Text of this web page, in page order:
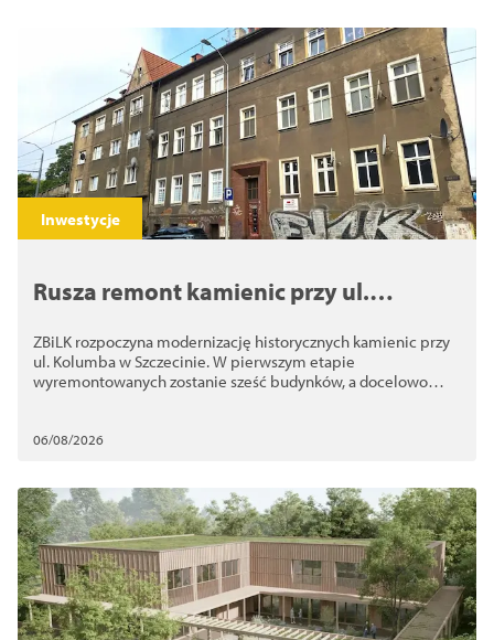
Inwestycje
Rusza remont kamienic przy ul.
budynków
ZBiLK rozpoczyna modernizację historycznych kamienic przy
ul. Kolumba w Szczecinie. W pierwszym etapie
wyremontowanych zostanie sześć budynków, a docelowo
06/08/2026